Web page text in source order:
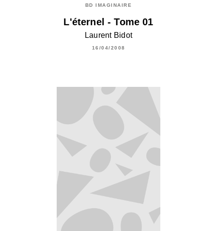
BD IMAGINAIRE
L'éternel - Tome 01
Laurent Bidot
16/04/2008